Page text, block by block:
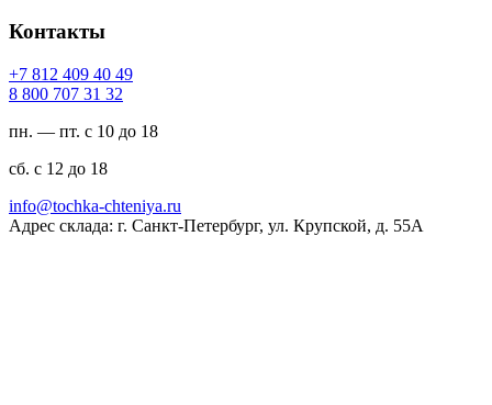
Контакты
94 04 904 218 7+
23 13 707 008 8
пн. — пт. с 10 до 18
сб. с 12 до 18
ur.ayinethc-akhcot@ofni
Адрес склада: г. Санкт-Петербург, ул. Крупской, д. 55А